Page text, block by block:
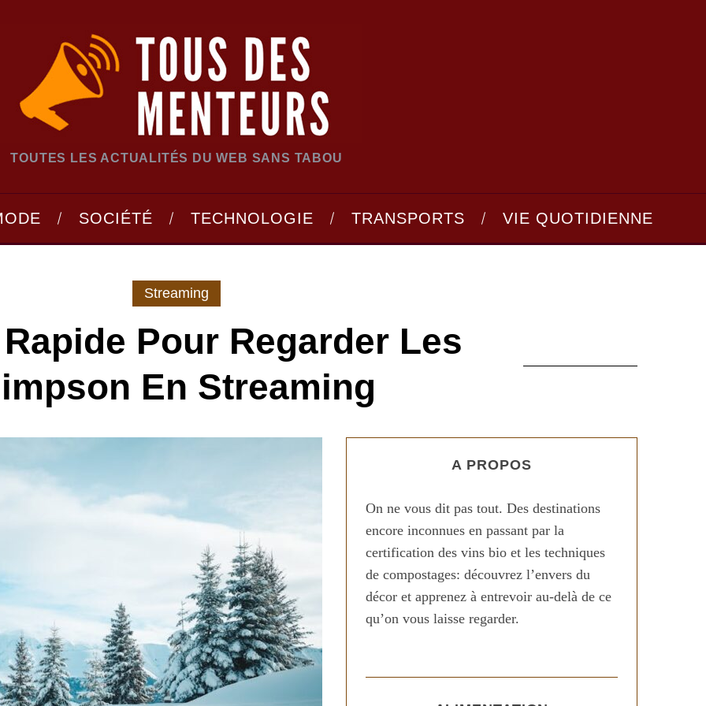
TOUTES LES ACTUALITÉS DU WEB SANS TABOU
SOCIÉTÉ TECHNOLOGIE TRANSPORTS VIE QUOTIDIENNE
Streaming
Pour Regarder Les
En Streaming
A PROPOS
On ne vous dit pas tout. Des destinations
encore inconnues en passant par la
certification des vins bio et les techniques
de compostages: découvrez l’envers du
décor et apprenez à entrevoir au-delà de ce
qu’on vous laisse regarder.